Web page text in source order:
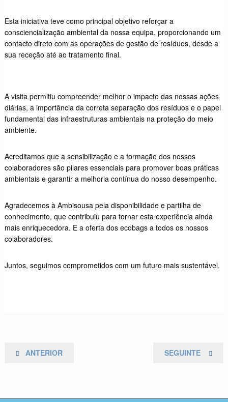
Esta iniciativa teve como principal objetivo reforçar a
consciencialização ambiental da nossa equipa, proporcionando um
contacto direto com as operações de gestão de resíduos, desde a
sua receção até ao tratamento final.
A visita permitiu compreender melhor o impacto das nossas ações
diárias, a importância da correta separação dos resíduos e o papel
fundamental das infraestruturas ambientais na proteção do meio
ambiente.
Acreditamos que a sensibilização e a formação dos nossos
colaboradores são pilares essenciais para promover boas práticas
ambientais e garantir a melhoria contínua do nosso desempenho.
Agradecemos à Ambisousa pela disponibilidade e partilha de
conhecimento, que contribuiu para tornar esta experiência ainda
mais enriquecedora. E a oferta dos ecobags a todos os nossos
colaboradores.
Juntos, seguimos comprometidos com um futuro mais sustentável.
Navegação
POSTAGEM
ANTERIOR
NEXT
SEGUINTE